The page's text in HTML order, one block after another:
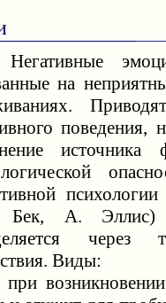
на
поведения,
источника
Бек, А. Эллис)
Виды:
возникновении